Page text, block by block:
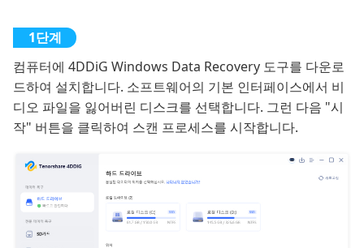
컴퓨터에 4DDiG Windows Data Recovery 도구를 다운로
드하여 설치합니다. 소프트웨어의 기본 인터페이스에서 비
디오 파일을 잃어버린 디스크를 선택합니다. 그런 다음 "시
작" 버튼을 클릭하여 스캔 프로세스를 시작합니다.